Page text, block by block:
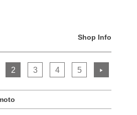
Shop Info
2 3 4 5 ▶